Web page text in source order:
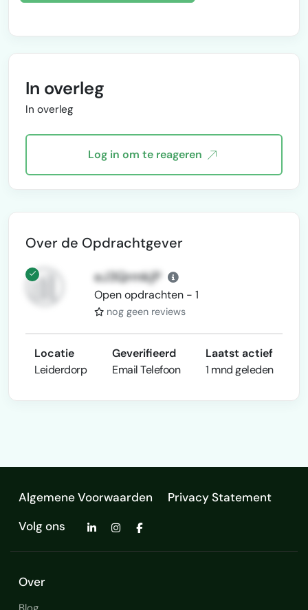
In overleg
In overleg
Log in om te reageren
Over de Opdrachtgever
eJ3QrmkjP
Open opdrachten - 1
nog geen reviews
Locatie
Leiderdorp
Geverifieerd
Email Telefoon
Laatst actief
1 mnd geleden
Algemene Voorwaarden
Privacy Statement
Volg ons
Over